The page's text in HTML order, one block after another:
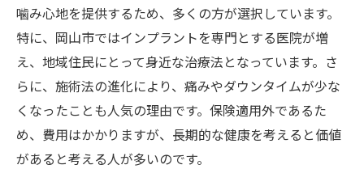
岡山市で成功したインプラント事例
患者の声から学ぶインプラントの価値
専門家が語るインプラント成功の秘訣
岡山市でのインプラント施術の実例と結果
インプラント後の生活変化を実感する時
岡山市でのインプラント施術不安を解消するた
噛み心地を提供するため、多くの方が選択しています。
特に、岡山市ではインプラントを専門とする医院が増
え、地域住民にとって身近な治療法となっています。さ
らに、施術法の進化により、痛みやダウンタイムが少な
くなったことも人気の理由です。保険適用外であるた
め、費用はかかりますが、長期的な健康を考えると価値
があると考える人が多いのです。